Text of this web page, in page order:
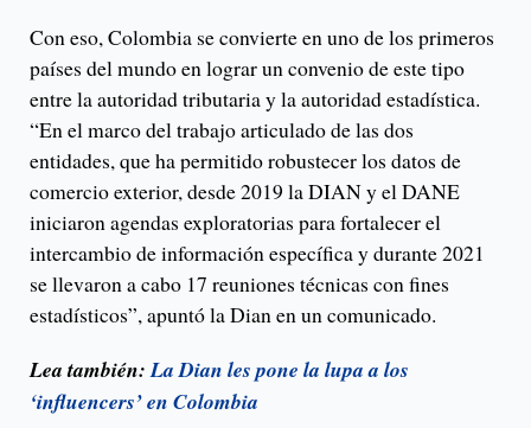
Con eso, Colombia se convierte en uno de los primeros
países del mundo en lograr un convenio de este tipo
entre la autoridad tributaria y la autoridad estadística.
“En el marco del trabajo articulado de las dos
entidades, que ha permitido robustecer los datos de
comercio exterior, desde 2019 la DIAN y el DANE
iniciaron agendas exploratorias para fortalecer el
intercambio de información específica y durante 2021
se llevaron a cabo 17 reuniones técnicas con fines
estadísticos”, apuntó la Dian en un comunicado.
Lea también:La Dian les pone la lupa a los
‘influencers’ en Colombia